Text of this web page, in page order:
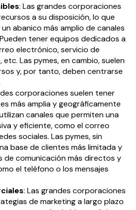
: Las grandes corporaciones
a su disposición, lo que
abanico más amplio de canales
tener equipos dedicados a
electrónico, servicio de
Las pymes, en cambio, suelen
y, por tanto, deben centrarse
corporaciones suelen tener
más amplia y geográficamente
canales que permiten una
y eficiente, como el correo
sociales. Las pymes, sin
base de clientes más limitada y
de comunicación más directos y
el teléfono o los mensajes
: Las grandes corporaciones
de marketing a largo plazo